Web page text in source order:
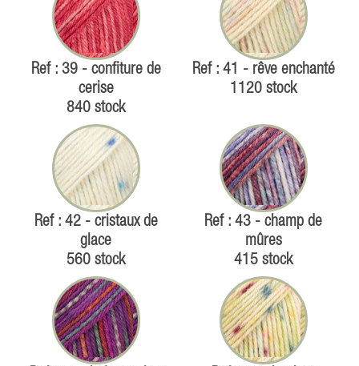
Ref : 39 - confiture de
cerise
840 stock
Ref : 41 - rêve enchanté
1120 stock
Ref : 42 - cristaux de
glace
560 stock
Ref : 43 - champ de
mûres
415 stock